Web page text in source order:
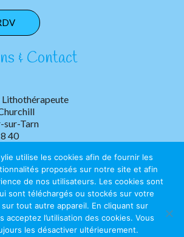
& Contact
sur-Tarn
40
soins de Mylie | Tous droits réservés.
utilise les cookies afin de fournir les
proposés sur notre site et afin
de nos utilisateurs. Les cookies sont
sont téléchargés ou stockés sur votre
tout autre appareil. En cliquant sur
acceptez l’utilisation des cookies. Vous
les désactiver ultérieurement.